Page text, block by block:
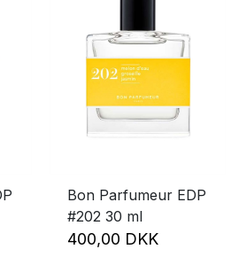
Bon Parfumeur EDP
#202 30 ml
400,00 DKK